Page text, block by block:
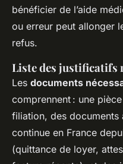
bénéficier de l’aide
ou erreur peut allonger
refus.
Liste des justificatifs
Les documents
comprennent : une
filiation, des documents
continue en France
(quittance de loyer,